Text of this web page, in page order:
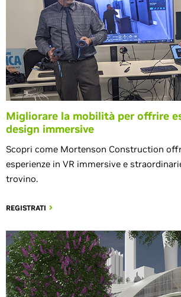
Migliorare la mobilità per offrire
design immersive
Scopri come Mortenson Construction
esperienze in VR immersive e
trovino.
REGISTRATI